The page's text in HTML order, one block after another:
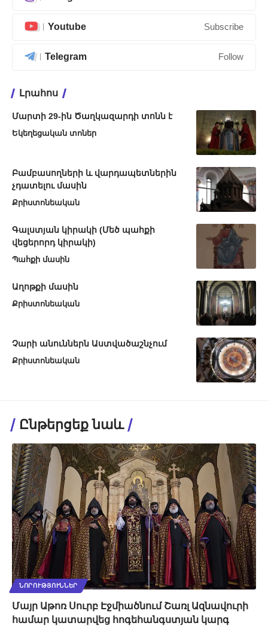
Youtube Subscribe
Telegram Follow
Լրահոս
Մարտի 29-ին Ծաղկազարդի տոնն է
Եկեղեցական տոներ
Բամբասողների և վարդապետներին
չդատելու մասին
Քրիստոնեական
Գալստյան կիրակի (Մեծ պահքի
վեցերորդ կիրակի)
Պահքի մասին
Աղոթքի մասին
Քրիստոնեական
Չարի անուններն Աստվածաշնչում
Քրիստոնեական
Ընթերցեք նաև
ՆՈՐՈՒԹՅՈՒՆՆԵՐ
Մայր Աթոռ Սուրբ Էջմիածնում Շառլ Ազնավուրի
համար կատարվեց հոգեհանգստյան կարգ